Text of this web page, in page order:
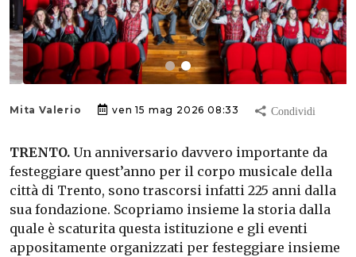
Mita Valerio ven 15 mag 2026 08:33
TRENTO. Un anniversario davvero importante da
festeggiare quest’anno per il corpo musicale della
città di Trento, sono trascorsi infatti 225 anni dalla
sua fondazione. Scopriamo insieme la storia dalla
quale è scaturita questa istituzione e gli eventi
appositamente organizzati per festeggiare insieme